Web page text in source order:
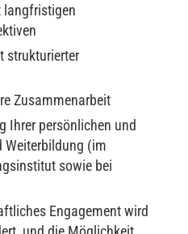
langfristigen
strukturierter
Zusammenarbeit
Ihrer persönlichen und
Weiterbildung (im
sowie bei
Engagement wird